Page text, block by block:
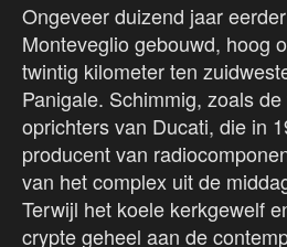
Ongeveer duizend jaar
Monteveglio gebouwd, hoog
twintig kilometer ten
Panigale. Schimmig, zoals
oprichters van Ducati, die in
producent van
van het complex uit de
Terwijl het koele kerkgewelf
crypte geheel aan de